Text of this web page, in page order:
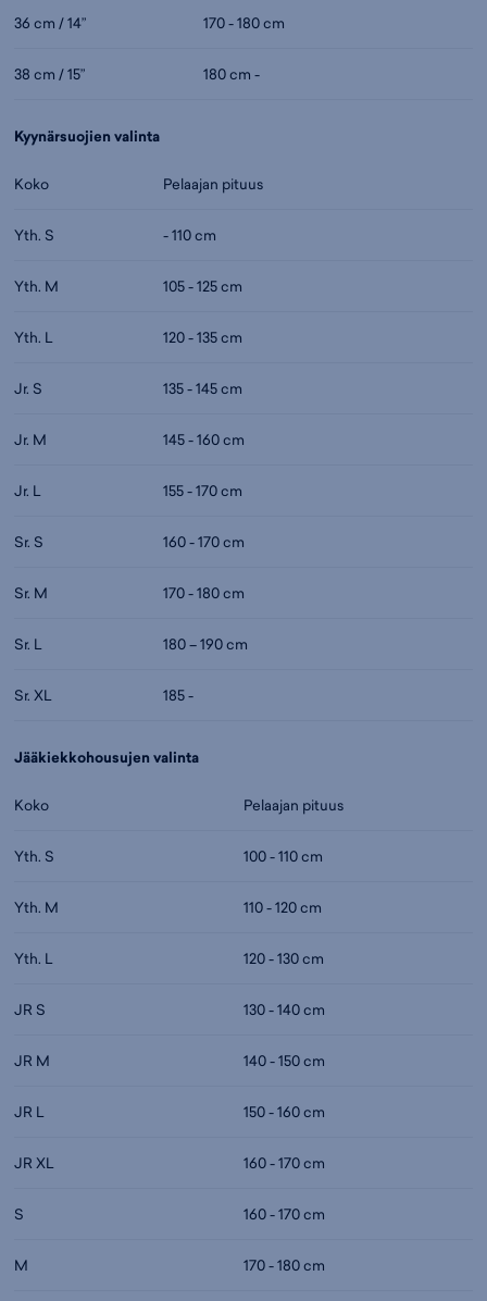
36 cm / 14” 170 - 180 cm
38 cm / 15” 180 cm -
Kyynärsuojien valinta
Koko Pelaajan pituus
Yth. S - 110 cm
Yth. M 105 - 125 cm
Yth. L 120 - 135 cm
Jr. S 135 - 145 cm
Jr. M 145 - 160 cm
Jr. L 155 - 170 cm
Sr. S 160 - 170 cm
Sr. M 170 - 180 cm
Sr. L 180 – 190 cm
Sr. XL 185 -
Jääkiekkohousujen valinta
Koko Pelaajan pituus
Yth. S 100 - 110 cm
Yth. M 110 - 120 cm
Yth. L 120 - 130 cm
JR S 130 - 140 cm
JR M 140 - 150 cm
JR L 150 - 160 cm
JR XL 160 - 170 cm
S 160 - 170 cm
M 170 - 180 cm